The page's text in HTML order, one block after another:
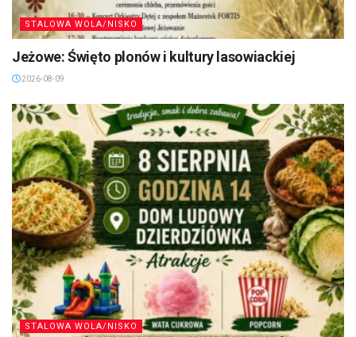
STALOWA WOLA/NISKO
Jeżowe: Święto plonów i kultury lasowiackiej
2026-08-09
STALOWA WOLA/NISKO